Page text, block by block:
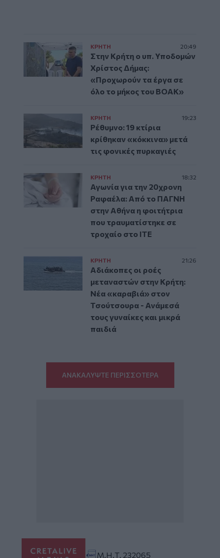
ΚΡΗΤΗ 20:49
Στην Κρήτη ο υπ. Υποδομών
Χρίστος Δήμας:
«Προχωρούν τα έργα σε
όλο το μήκος του ΒΟΑΚ»
ΚΡΗΤΗ 19:23
Ρέθυμνο: 19 κτίρια
κρίθηκαν «κόκκινα» μετά
τις φονικές πυρκαγιές
ΚΡΗΤΗ 18:32
Αγωνία για την 20χρονη
Ραφαέλα: Από το ΠΑΓΝΗ
στην Αθήνα η φοιτήτρια
που τραυματίστηκε σε
τροχαίο στο ΙΤΕ
ΚΡΗΤΗ 21:26
Αδιάκοπες οι ροές
μεταναστών στην Κρήτη:
Νέα «καραβιά» στον
Τσούτσουρα - Ανάμεσά
τους γυναίκες και μικρά
παιδιά
ΑΝΑΚΑΛΥΨΤΕ ΠΕΡΙΣΣΟΤΕΡΑ
Μ.Η.Τ. 232065